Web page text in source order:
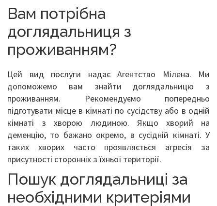
Вам потрібна
доглядальниця з
проживанням?
Цей вид послуги надає Агентство Мілена. Ми
допоможемо вам знайти доглядальницю з
проживанням. Рекомендуємо попередньо
підготувати місце в кімнаті по сусідству або в одній
кімнаті з хворою людиною. Якщо хворий на
деменцію, то бажано окремо, в сусідній кімнаті. У
таких хворих часто проявляється агресія за
присутності сторонніх з їхньої території.
Пошук доглядальниці за
необхідними критеріями